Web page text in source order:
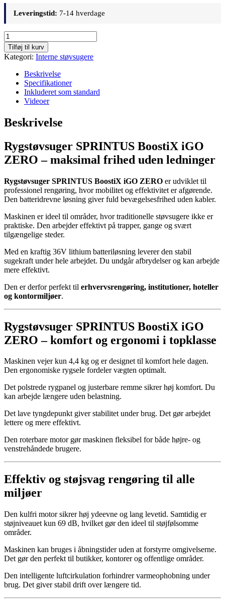
Leveringstid: 7-14 hverdage
Rygstøvsuger
SPRINTUS
BoostiX
iGO
ZERO
antal
Tilføj til kurv
Kategori: Interne støvsugere
Beskrivelse
Specifikationer
Inkluderet som standard
Videoer
Beskrivelse
Rygstøvsuger SPRINTUS BoostiX iGO
ZERO – maksimal frihed uden ledninger
Rygstøvsuger SPRINTUS BoostiX iGO ZERO er udviklet til
professionel rengøring, hvor mobilitet og effektivitet er afgørende.
Den batteridrevne løsning giver fuld bevægelsesfrihed uden kabler.
Maskinen er ideel til områder, hvor traditionelle støvsugere ikke er
praktiske. Den arbejder effektivt på trapper, gange og svært
tilgængelige steder.
Med en kraftig 36V lithium batteriløsning leverer den stabil
sugekraft under hele arbejdet. Du undgår afbrydelser og kan arbejde
mere effektivt.
Den er derfor perfekt til erhvervsrengøring, institutioner, hoteller
og kontormiljøer.
Rygstøvsuger SPRINTUS BoostiX iGO
ZERO – komfort og ergonomi i topklasse
Maskinen vejer kun 4,4 kg og er designet til komfort hele dagen.
Den ergonomiske rygsele fordeler vægten optimalt.
Det polstrede rygpanel og justerbare remme sikrer høj komfort. Du
kan arbejde længere uden belastning.
Det lave tyngdepunkt giver stabilitet under brug. Det gør arbejdet
lettere og mere effektivt.
Den roterbare motor gør maskinen fleksibel for både højre- og
venstrehåndede brugere.
Effektiv og støjsvag rengøring til alle
miljøer
Den kulfri motor sikrer høj ydeevne og lang levetid. Samtidig er
støjniveauet kun 69 dB, hvilket gør den ideel til støjfølsomme
områder.
Maskinen kan bruges i åbningstider uden at forstyrre omgivelserne.
Det gør den perfekt til butikker, kontorer og offentlige områder.
Den intelligente luftcirkulation forhindrer varmeophobning under
brug. Det giver stabil drift over længere tid.